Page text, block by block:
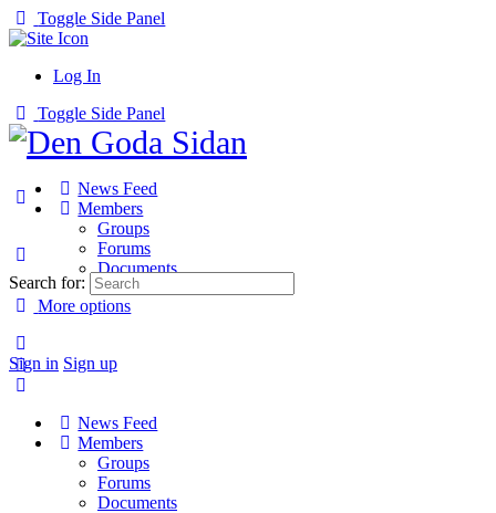
Toggle Side Panel
Log In
Toggle Side Panel
News Feed
Members
Groups
Forums
Documents
More options
Sign in Sign up
Search for:
News Feed
Members
Groups
Forums
Documents